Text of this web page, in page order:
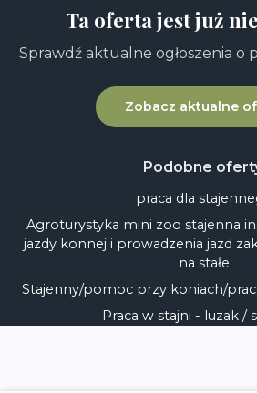
Ta oferta jest już
Sprawdź aktualne ogłoszenia o
Zobacz aktualne
Podobne
praca dla
Agroturystyka mini zoo stajenna
jazdy konnej i prowadzenia jazd
na stałe
Stajenny/pomoc przy koniach/
Praca w stajni - luzak /